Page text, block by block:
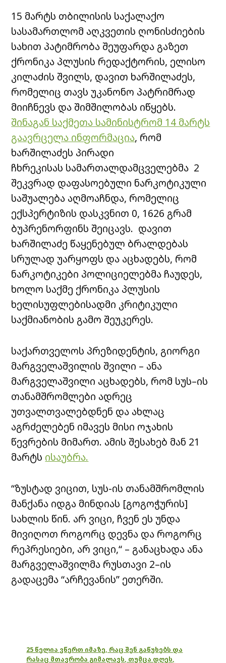
15 მარტს თბილისის საქალაქო
სასამართლომ აღკვეთის ღონისძიების
სახით პატიმრობა შეუფარდა გაზეთ
ქრონიკა პლუსის რედაქტორის, ელისო
კილაძის შვილს, დავით ხარშილაძეს,
რომელიც თავს უკანონო პატრიმრად
მიიჩნევს და შიმშილობას იწყებს.
შინაგან საქმეთა სამინისტრომ 14 მარტს
გაავრცელა ინფორმაცია, რომ
ხარშილაძეს პირადი
ჩხრეკისას სამართალდამცველებმა 2
შეკვრად დაფასოებული ნარკოტიკული
საშუალება აღმოაჩნდა, რომელიც
ექსპერტიზის დასკვნით 0, 1626 გრამ
ბუპრენორფინს შეიცავს. დავით
ხარშილაძე წაყენებულ ბრალდებას
სრულად უარყოფს და აცხადებს, რომ
ნარკოტიკები პოლიციელებმა ჩაუდეს,
ხოლო საქმე ქრონიკა პლუსის
ხელისუფლებისადმი კრიტიკული
საქმიანობის გამო შეუკერეს.
საქართველოს პრეზიდენტის, გიორგი
მარგველაშვილის შვილი – ანა
მარგველაშვილი აცხადებს, რომ სუს–ის
თანამშრომლები ადრეც
უთვალთვალებდნენ და ახლაც
აგრძელებენ იმავეს მისი ოჯახის
წევრების მიმართ. ამის შესახებ მან 21
მარტს ისაუბრა.
“ზუსტად ვიცით, სუს-ის თანამშრომლის
მანქანა იდგა მინდიას [გოგოჭურის]
სახლის წინ. არ ვიცი, ჩვენ ეს უნდა
მივიღოთ როგორც დევნა და როგორც
რეპრესიები, არ ვიცი,“ – განაცხადა ანა
მარგველაშვილმა რუსთავი 2–ის
გადაცემა “არჩევანის” ეთერში.
25 წელია ვწერთ იმაზე, რაც შენ გაწუხებს და
რასაც მთავრობა გიმალავს, თუმცა დღეს,